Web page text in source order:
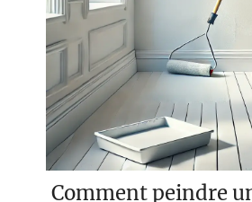
Comment peindre